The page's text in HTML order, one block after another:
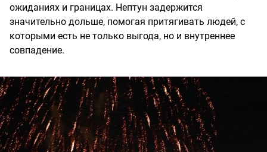
ожиданиях и границах. Нептун задержится
значительно дольше, помогая притягивать людей, с
которыми есть не только выгода, но и внутреннее
совпадение.